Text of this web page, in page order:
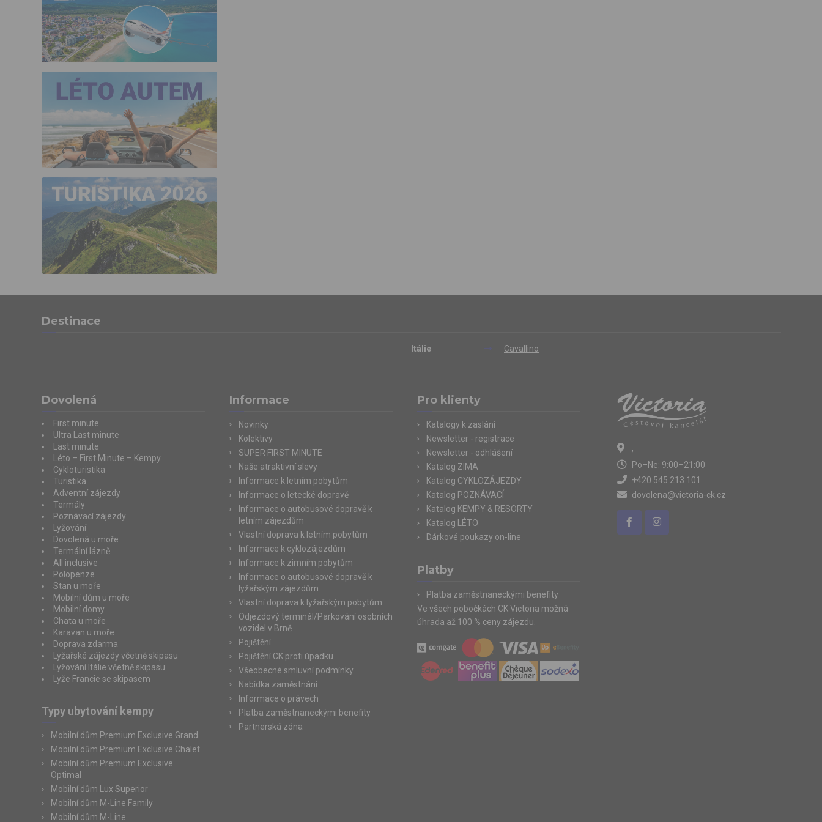
Destinace
Itálie Cavallino
Dovolená
First minute
Ultra Last minute
Last minute
Léto – First Minute – Kempy
Cykloturistika
Turistika
Adventní zájezdy
Termály
Poznávací zájezdy
Lyžování
Dovolená u moře
Termální lázně
All inclusive
Polopenze
Stan u moře
Mobilní dům u moře
Mobilní domy
Chata u moře
Karavan u moře
Doprava zdarma
Lyžařské zájezdy včetně skipasu
Lyžování Itálie včetně skipasu
Lyže Francie se skipasem
Typy ubytování kempy
Mobilní dům Premium Exclusive Grand
Mobilní dům Premium Exclusive Chalet
Mobilní dům Premium Exclusive
Optimal
Mobilní dům Lux Superior
Mobilní dům M-Line Family
Mobilní dům M-Line
Informace
Novinky
Kolektivy
SUPER FIRST MINUTE
Naše atraktivní slevy
Informace k letním pobytům
Informace o letecké dopravě
Informace o autobusové dopravě k
letním zájezdům
Vlastní doprava k letním pobytům
Informace k cyklozájezdům
Informace k zimním pobytům
Informace o autobusové dopravě k
lyžařským zájezdům
Vlastní doprava k lyžařským pobytům
Odjezdový terminál/Parkování osobních
vozidel v Brně
Pojištění
Pojištění CK proti úpadku
Všeobecné smluvní podmínky
Nabídka zaměstnání
Informace o právech
Platba zaměstnaneckými benefity
Partnerská zóna
Pro klienty
Katalogy k zaslání
Newsletter - registrace
Newsletter - odhlášení
Katalog ZIMA
Katalog CYKLOZÁJEZDY
Katalog POZNÁVACÍ
Katalog KEMPY & RESORTY
Katalog LÉTO
Dárkové poukazy on-line
Platby
Platba zaměstnaneckými benefity
Ve všech pobočkách CK Victoria možná
úhrada až 100 % ceny zájezdu.
,
Po–Ne: 9:00–21:00
+420 545 213 101
dovolena@victoria-ck.cz